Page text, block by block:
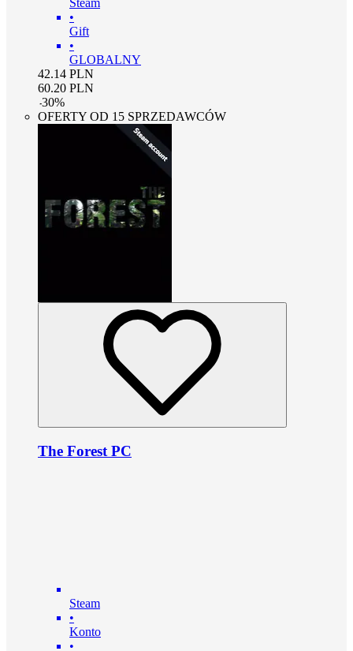
Steam
•
Gift
•
GLOBALNY
42.14 PLN
60.20 PLN
-30%
OFERTY OD 15 SPRZEDAWCÓW
The Forest PC
Steam
•
Konto
•